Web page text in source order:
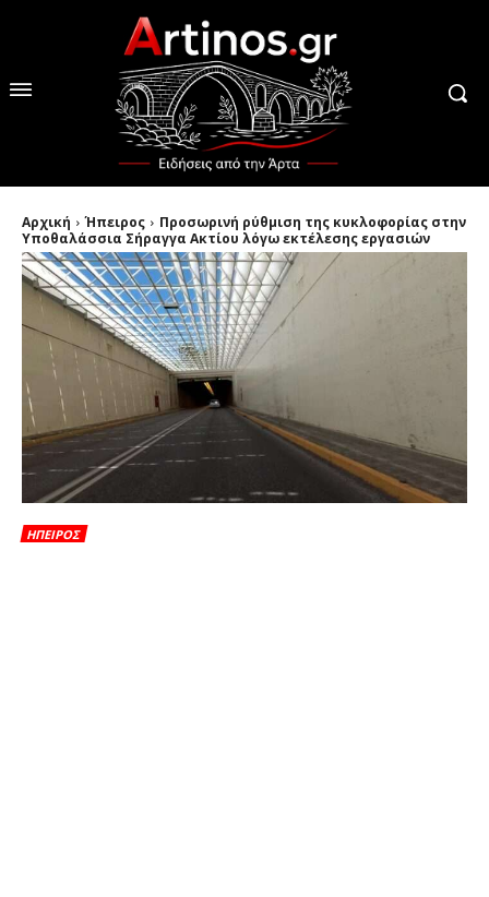
Αρχική Ήπειρος
Προσωρινή ρύθμιση της κυκλοφορίας στην
Υποθαλάσσια Σήραγγα Ακτίου λόγω εκτέλεσης εργασιών
ΗΠΕΙΡΟΣ